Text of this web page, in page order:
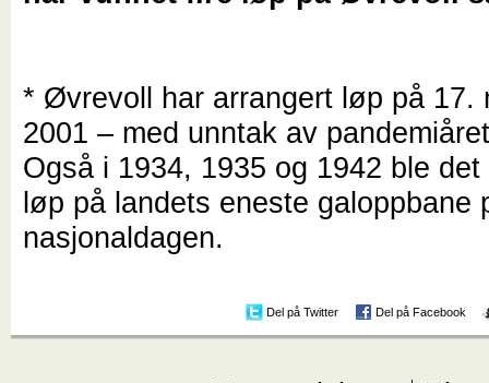
* Øvrevoll har arrangert løp på 17.
2001 – med unntak av
Også i 1934, 1935 og 1942 ble
løp på landets eneste galoppbane
nasjonaldagen.
Del på Twitter Del på Facebook